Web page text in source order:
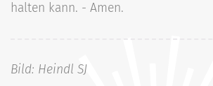
halten kann. - Amen.
Bild: Heindl SJ